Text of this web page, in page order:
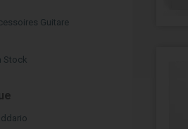
Guitare
Stock